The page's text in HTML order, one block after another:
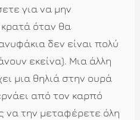
για να μην
κρατά όταν θα
δεν είναι πολύ
εκείνα). Μια άλλη
μια θηλιά στην ουρά
από τον καρπό
να την μεταφέρετε όλη